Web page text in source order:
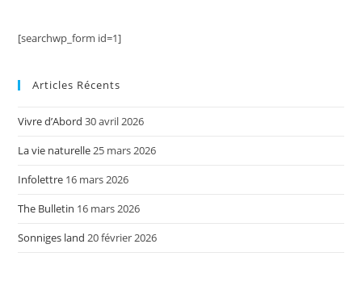
[searchwp_form id=1]
Articles Récents
Vivre d’Abord 30 avril 2026
La vie naturelle25 mars 2026
Infolettre 16 mars 2026
The Bulletin 16 mars 2026
Sonniges land 20 février 2026